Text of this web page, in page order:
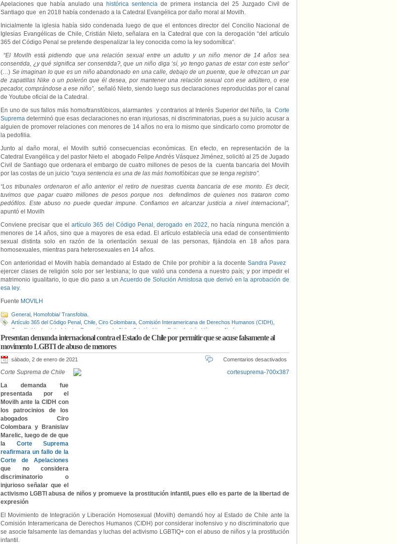
Apelaciones que había anulado una histórica sentencia de primera instancia del 25 Juzgado Civil de
Santiago que en 2018 había condenado a la Catedral Evangélica por daño moral al Movilh.
Inicialmente la iglesia había sido condenada luego de que el entonces director del Concilio Nacional de
Iglesias Evangélicas de Chile, Cristián Nieto, señalara en la Catedral que con la derogación “del artículo
365 del Código Penal se pretende despenalizar la ley conocida como la ley sodomítica“.
“El Movilh está pidiendo que una relación sexual entre un adulto y un niño menor de 14 años sea
consentida, ¿y qué significa ser consentida?, que un niño diga ‘sí, yo tengo ganas de estar con este señor’
(…) Se imaginan lo que es un niño abandonado en una calle, debajo de un puente, que le ofrezcan un par
de zapatillas Nike o un polerón que él desea, por mantener una relación sexual con ese adúltero, o ese
pecador, comprándose a ese niño”, señaló Nieto, siendo luego sus declaraciones reproducidas por el canal
de Youtube oficial de la Catedral.
En uno de sus fallos más homo/transfóbicos, alarmantes y contrarios al Interés Superior del Niño, la Corte
Suprema determinó que esas declaraciones no eran injuriosas, ni discriminatorias, pues a su juicio acusar a
alguien de promover relaciones con menores de 14 años no era lo mismo que sindicarlo como promotor de
la pedofilia.
Junto al daño moral, el Movilh sufrió consecuencias económicas. En efecto, en representación de la
Catedral Evangélica y del pastor Nieto el abogado Felipe Andrés Vásquez Jiménez, solicitó al 25 de Jugado
Civil de Santiago que ordenara el embargo de cuatro millones de pesos de la cuenta bancaria del Movilh
por las costas de un juicio “cuya sentencia es una de las más homofóbicas que se tenga registro”.
“Los tribunales ordenaron el año anterior el retiro de nuestras cuenta bancaria de ese monto. Es decir,
tuvimos que pagar cuatro millones de pesos porque nos defendimos de quienes nos trataron como
pedófilos. Este abuso no puede quedar impune. Confiamos en alcanzar justicia a nivel internacional”,
apuntó el Movilh
Conviene precisar que el artículo 365 del Código Penal, derogado en 2022, no hacía ninguna mención a
menores de 14 años, sino que a mayores de esa edad. El artículo establecía una edad de consentimiento
sexual distinta solo en razón de la orientación sexual de las personas, fijándola en 18 años para
homosexuales, mientras para heterosexuales en 14 años.
Con anterioridad el Movilh había demandado al Estado de Chile por prohibir a la docente Sandra Pavez
ejercer clases de religión solo por ser lesbiana; lo que valió una condena a nuestro país; y por impedir el
matrimonio igualitario, lo que dio paso a un Acuerdo de Solución Amistosa que derivó en la aprobación de
esa ley.
Fuente MOVILH
General Homofobia/ Transfobia.
Artículo 365 del Código Penal Chile Ciro Colombara Comisión Interamericana de Derechos Humanos (CIDH)
Concilio Nacional de Iglesias Evangélicas de Chile
Cristián Nieto Felipe Andrés Vásquez Jiménez
Homofobia/Transfobia,MOVILH,Rolando Jiménez
Presentan demanda internacional contra el Estado de Chile por permitir que se acuse falsamente al
movimento LGBTI de abuso de menores
sábado, 2 de enero de 2021 Comentarios desactivados
Corte Suprema de Chile
La demanda fue
presentada por el
Movilh ante la CIDH con
los patrocinios de los
abogados Ciro
Colombara y Branislav
Marelic, luego de de que
la Corte Suprema
reafirmara un fallo de la
Corte de Apelaciones
que no considera
discriminatorio o
injurioso señalar que el
activismo LGBTI abusa de niños y promueve la prostitución infantil, pues ello es parte de la libertad de
expresión
El Movimiento de Integración y Liberación Homosexual (Movilh) demandó hoy al Estado de Chile ante la
Comisión Interamericana de Derechos Humanos (CIDH) por considerar inofensivo y no discriminatorio que
se asocie falsamente las demandas y luchas del activismo LGBTIQ+ con el abuso de niños y la prostitución
infantil.